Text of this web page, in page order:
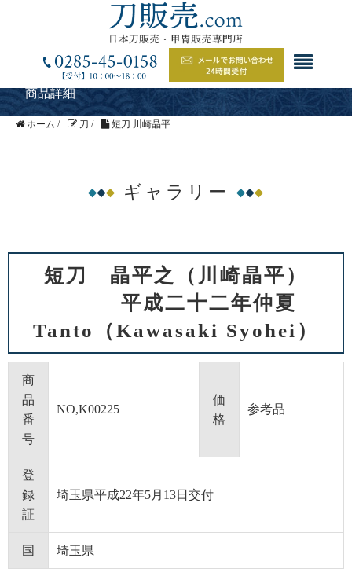
商品詳細
ホーム / 刀 / 短刀 川崎晶平
ギャラリー
短刀 晶平之（川崎晶平）
平成二十二年仲夏
Tanto（Kawasaki Syohei）
商
品
番
号
NO,K00225
価
格
参考品
登
録
証
埼玉県平成22年5月13日交付
国 埼玉県